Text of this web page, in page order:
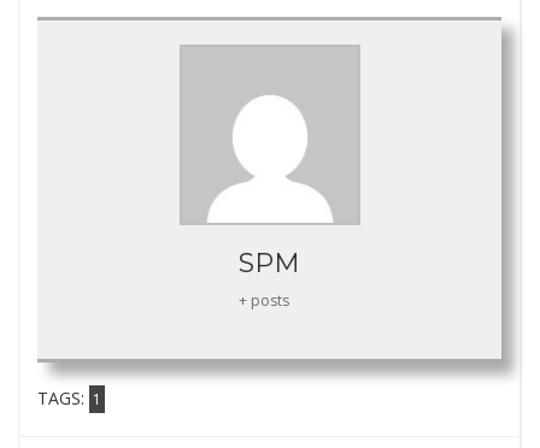
SPM
+ posts
TAGS: 1